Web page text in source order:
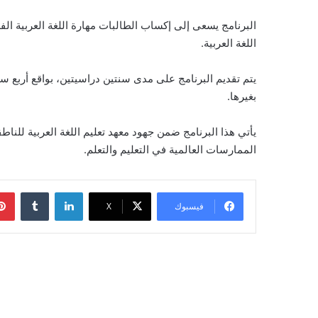
البرنامج يسعى إلى إكساب الطالبات مهارة اللغة العربية
اللغة العربية.
يتم تقديم البرنامج على مدى سنتين دراسيتين، بواقع
بغيرها.
الممارسات العالمية في التعليم والتعلم.
فيسبوك ‫X
لينكدإن